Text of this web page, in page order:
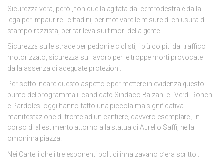
Sicurezza vera, però ,non quella agitata dal centrodestra e dalla
lega per impaurire i cittadini, per motivare le misure di chiusura di
stampo razzista, per far leva sui timori della gente.
Sicurezza sulle strade per pedoni e ciclisti, i più colpiti dal traffico
motorizzato, sicurezza sul lavoro per le troppe morti provocate
dalla assenza di adeguate protezioni.
Per sottolineare questo aspetto e per mettere in evidenza questo
punto del programma il candidato Sindaco Balzani e i Verdi Ronchi
e Pardolesi oggi hanno fatto una piccola ma significativa
manifestazione di fronte ad un cantiere, davvero esemplare , in
corso di allestimento attorno alla statua di Aurelio Saffi, nella
omonima piazza.
Nei Cartelli che i tre esponenti politici innalzavano c’era scritto :